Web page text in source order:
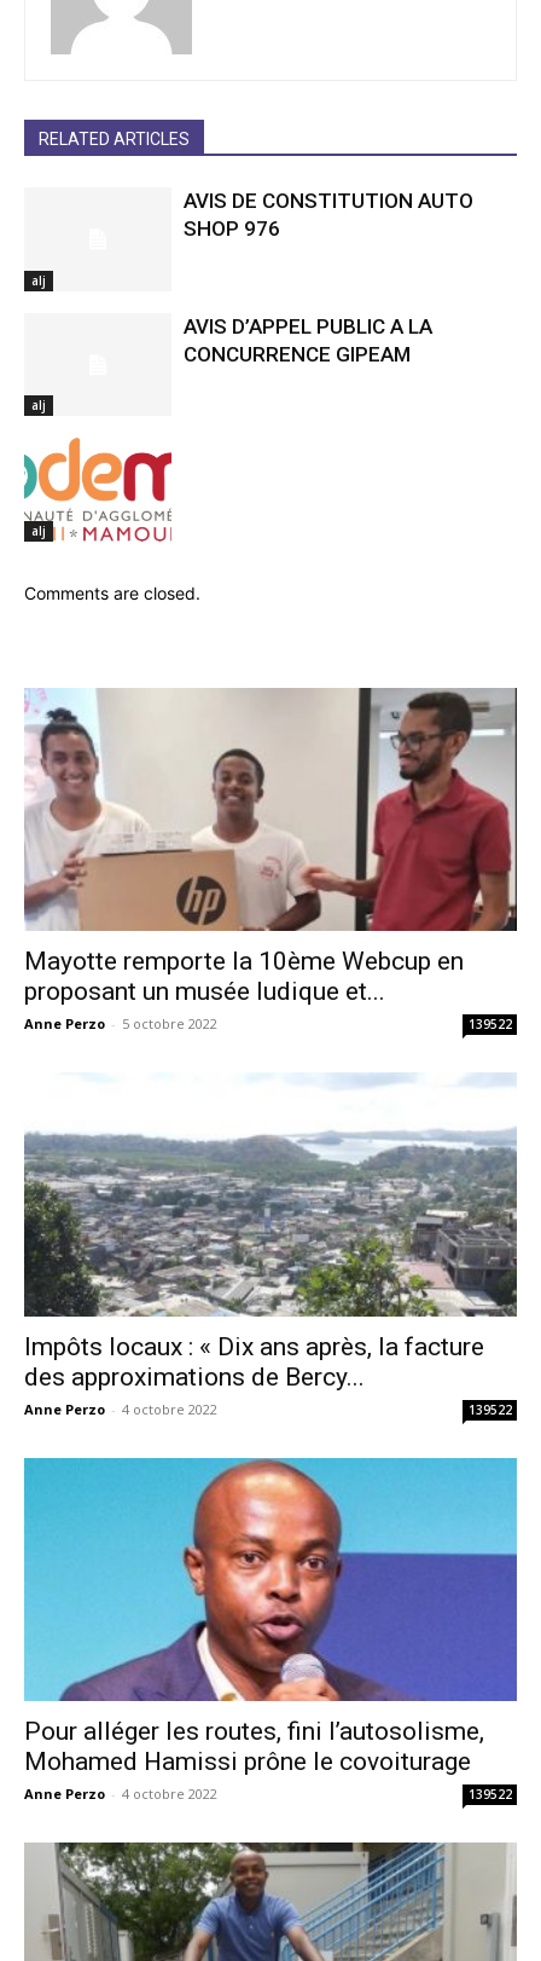
RELATED ARTICLES
alj
AVIS DE CONSTITUTION AUTO
SHOP 976
alj
AVIS D’APPEL PUBLIC A LA
CONCURRENCE GIPEAM
alj
Comments are closed.
Mayotte remporte la 10ème Webcup en
proposant un musée ludique et...
Anne Perzo - 5 octobre 2022 139522
Impôts locaux : « Dix ans après, la facture
des approximations de Bercy...
Anne Perzo - 4 octobre 2022 139522
Pour alléger les routes, fini l’autosolisme,
Mohamed Hamissi prône le covoiturage
Anne Perzo - 4 octobre 2022 139522